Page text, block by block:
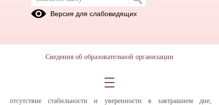
Рекомендации родителям по
профилактике суицидального
традиционных ориентиров, и семейных ценностей, часто с
отсутствие стабильности и уверенности в завтрашнем дне,
Версия для слабовидящих
Сведения об образовательной организации